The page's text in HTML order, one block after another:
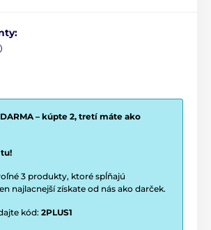
– kúpte 2, tretí máte ako
3 produkty, ktoré spĺňajú
najlacnejší získate od nás ako darček.
kód: 2PLUS1